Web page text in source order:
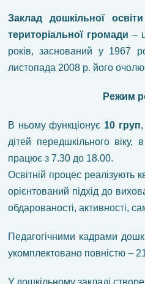
Заклад дошкільної
територіальної громади –
років, заснований у 1967
листопада 2008 р. його
Режим
В ньому функціонує 10 груп
дітей передшкільного віку,
працює з 7.30 до 18.00.
Освітній процес реалізують
орієнтований підхід до
обдарованості, активності,
Педагогічними кадрами
укомплектовано повністю –
У дошкільному закладі